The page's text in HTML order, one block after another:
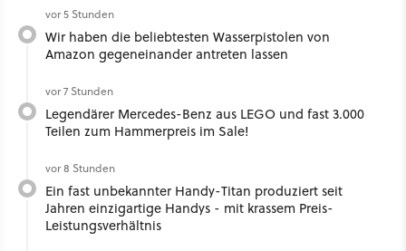
vor 5 Stunden
Wir haben die beliebtesten Wasserpistolen von
Amazon gegeneinander antreten lassen
vor 7 Stunden
Legendärer Mercedes-Benz aus LEGO und fast 3.000
Teilen zum Hammerpreis im Sale!
vor 8 Stunden
Ein fast unbekannter Handy-Titan produziert seit
Jahren einzigartige Handys - mit krassem Preis-
Leistungsverhältnis